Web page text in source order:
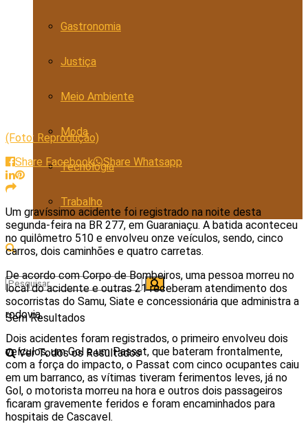
Gastronomia
Justiça
Meio Ambiente
Moda
Tecnologia
Trabalho
Sem Resultados
Ver Todos os Resultados
(Foto: Reprodução)
Share Facebook
Share Whatsapp
Um gravíssimo acidente foi registrado na noite desta
segunda-feira na BR 277, em Guaraniaçu. A batida aconteceu
no quilômetro 510 e envolveu onze veículos, sendo, cinco
carros, dois caminhões e quatro carretas.
De acordo com Corpo de Bombeiros, uma pessoa morreu no
local do acidente e outras 21 receberam atendimento dos
socorristas do Samu, Siate e concessionária que administra a
rodovia.
Dois acidentes foram registrados, o primeiro envolveu dois
veículos, um Gol e um Passat, que bateram frontalmente,
com a força do impacto, o Passat com cinco ocupantes caiu
em um barranco, as vítimas tiveram ferimentos leves, já no
Gol, o motorista morreu na hora e outros dois passageiros
ficaram gravemente feridos e foram encaminhados para
hospitais de Cascavel.